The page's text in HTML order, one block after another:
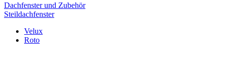
Dachfenster und Zubehör
Steildachfenster
Velux
Roto